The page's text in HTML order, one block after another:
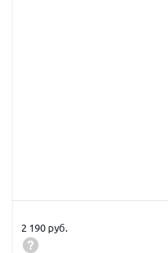
2 190 руб.